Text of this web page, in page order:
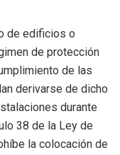
de edificios o
de protección
de las
derivarse de dicho
durante
38 de la Ley de
la colocación de